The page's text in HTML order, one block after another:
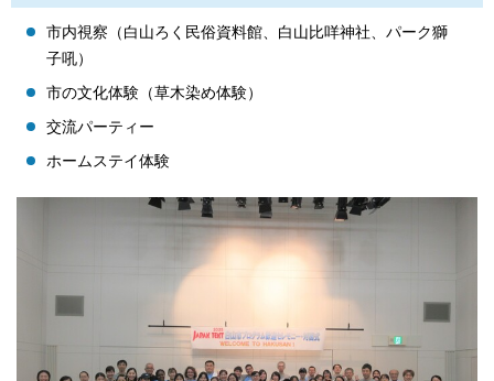
市内視察（白山ろく民俗資料館、白山比咩神社、パーク獅
子吼）
市の文化体験（草木染め体験）
交流パーティー
ホームステイ体験